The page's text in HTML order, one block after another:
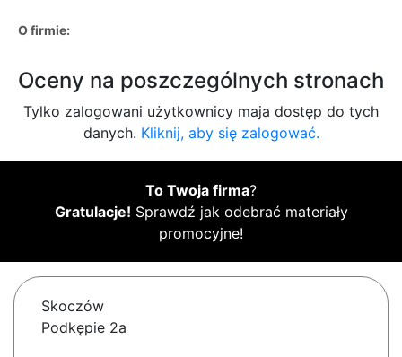
O firmie:
Oceny na poszczególnych stronach
Tylko zalogowani użytkownicy maja dostęp do tych
danych. Kliknij, aby się zalogować.
To Twoja firma?
Gratulacje! Sprawdź jak odebrać materiały
promocyjne!
Skoczów
Podkępie 2a